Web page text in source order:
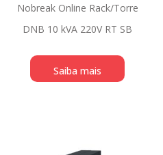
Nobreak Online Rack/Torre
DNB 10 kVA 220V RT SB
Saiba mais